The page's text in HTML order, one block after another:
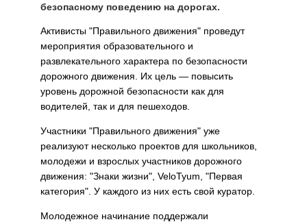
безопасному поведению на дорогах.
Активисты "Правильного движения" проведут
мероприятия образовательного и
развлекательного характера по безопасности
дорожного движения. Их цель — повысить
уровень дорожной безопасности как для
водителей, так и для пешеходов.
Участники "Правильного движения" уже
реализуют несколько проектов для школьников,
молодежи и взрослых участников дорожного
движения: "Знаки жизни", VeloTyum, "Первая
категория". У каждого из них есть свой куратор.
Молодежное начинание поддержали